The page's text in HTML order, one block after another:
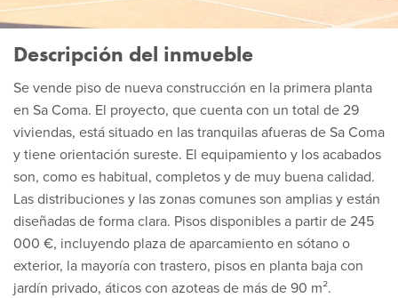
Descripción del inmueble
Se vende piso de nueva construcción en la primera planta
en Sa Coma. El proyecto, que cuenta con un total de 29
viviendas, está situado en las tranquilas afueras de Sa Coma
y tiene orientación sureste. El equipamiento y los acabados
son, como es habitual, completos y de muy buena calidad.
Las distribuciones y las zonas comunes son amplias y están
diseñadas de forma clara. Pisos disponibles a partir de 245
000 €, incluyendo plaza de aparcamiento en sótano o
exterior, la mayoría con trastero, pisos en planta baja con
jardín privado, áticos con azoteas de más de 90 m².